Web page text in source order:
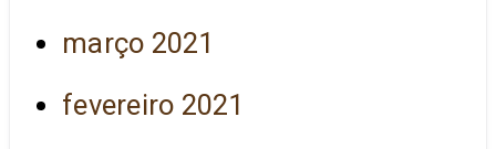
março 2021
fevereiro 2021